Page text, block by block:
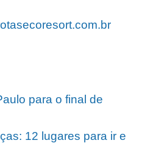
para o final de
12 lugares para ir e